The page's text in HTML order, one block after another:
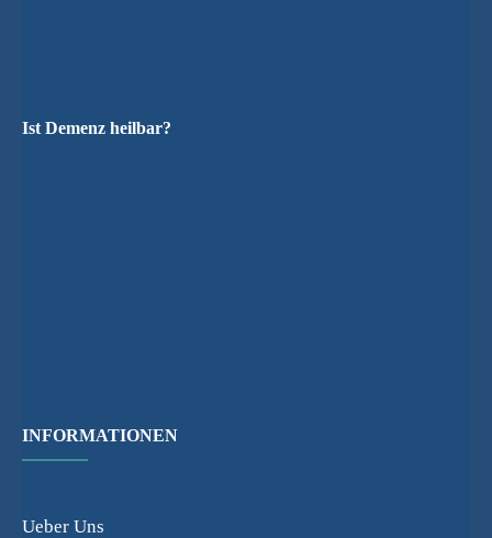
Ist Demenz heilbar?
INFORMATIONEN
Ueber Uns